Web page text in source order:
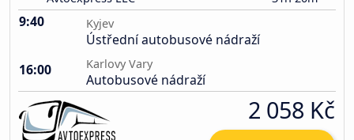
9:40 Kyjev
Ústřední autobusové nádraží
16:00
Karlovy Vary
Autobusové nádraží
2 058 Kč